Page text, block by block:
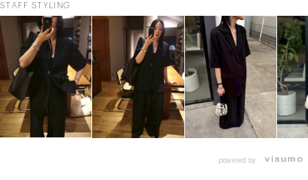
STAFF STYLING
powered by